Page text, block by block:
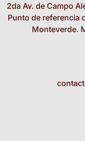
2da Av. de Campo
Punto de referencia
Monteverde.